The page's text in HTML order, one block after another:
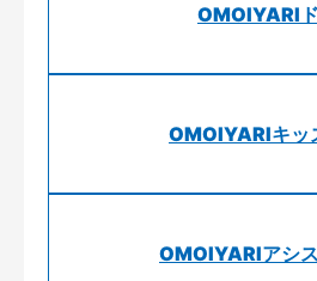
OMOIYARI
OMOIYARIキッ
OMOIYARIアシ